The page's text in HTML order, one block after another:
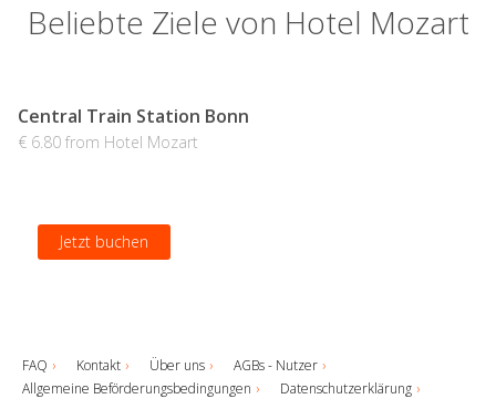
Beliebte Ziele von Hotel Mozart
Central Train Station Bonn
€ 6.80 from Hotel Mozart
Jetzt buchen
FAQ Kontakt Über uns
AGBs - Nutzer
Allgemeine Beförderungsbedingungen
Datenschutzerklärung